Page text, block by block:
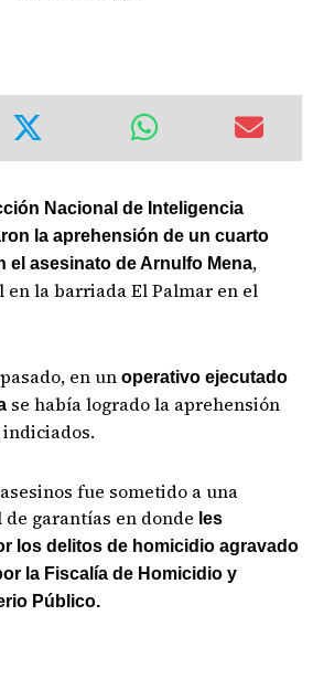
Nacional de Inteligencia
la aprehensión de un cuarto
el asesinato de Arnulfo Mena,
en la barriada El Palmar en el
en un operativo ejecutado
se había logrado la aprehensión
fue sometido a una
garantías en donde les
los delitos de homicidio agravado
la Fiscalía de Homicidio y
Público.